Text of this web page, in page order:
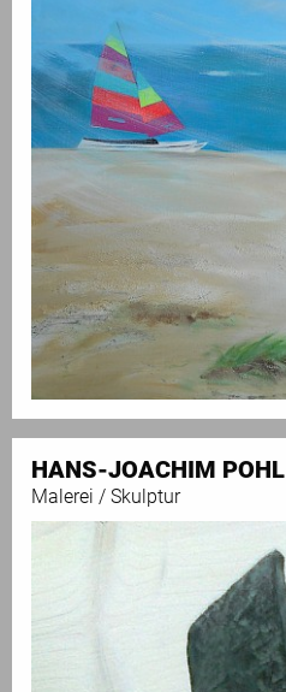
HANS-JOACHIM POHL
Malerei / Skulptur